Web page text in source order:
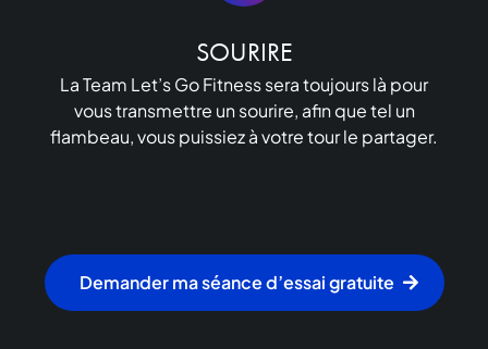
SOURIRE
La Team Let’s Go Fitness sera toujours là pour
vous transmettre un sourire, afin que tel un
flambeau, vous puissiez à votre tour le partager.
Demander ma séance d’essai gratuite